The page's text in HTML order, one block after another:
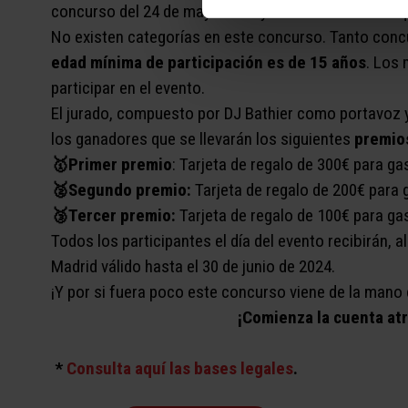
concurso del 24 de mayo 2024 y se les comunicará
No existen categorías en este concurso. Tanto
edad mínima de participación es de 15 años. Los
participar en el evento.
El jurado, compuesto por DJ Bathier como
los ganadores que se llevarán los siguientes
🥇Primer premio: Tarjeta de regalo de 300€ para
🥈Segundo premio: Tarjeta de regalo de 200€
🥉​Tercer premio: Tarjeta de regalo de 100€ para
Todos los participantes el día del evento recibirán,
Madrid válido hasta el 30 de junio de 2024.
¡Y por si fuera poco este concurso viene de la
¡Comienza la cuenta
*Consulta aquí las bases legales.